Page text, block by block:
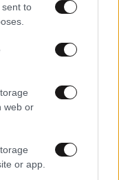
to
web or
or app.
Google News
ειδήσεις